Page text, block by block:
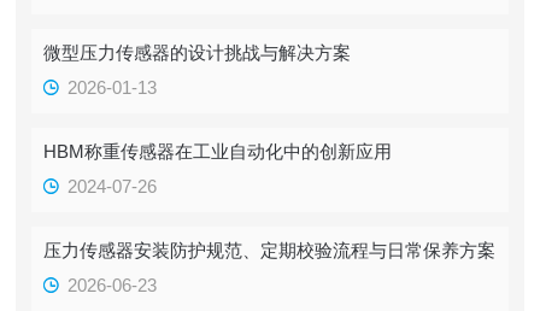
微型压力传感器的设计挑战与解决方案
2026-01-13
HBM称重传感器在工业自动化中的创新应用
2024-07-26
压力传感器安装防护规范、定期校验流程与日常保养方案
2026-06-23